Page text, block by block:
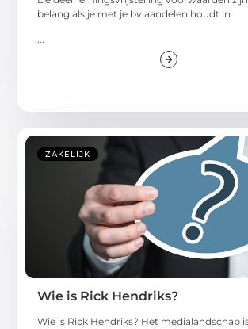
belang als je met je bv aandelen houdt in
...
ZAKELIJK
Wie is Rick Hendriks?
Wie is Rick Hendriks? Het medialandschap